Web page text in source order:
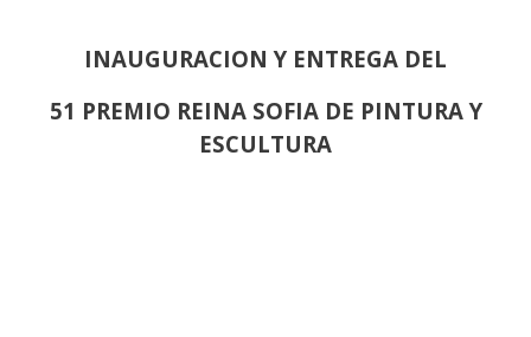
INAUGURACION Y ENTREGA DEL
51 PREMIO REINA SOFIA DE PINTURA Y
ESCULTURA